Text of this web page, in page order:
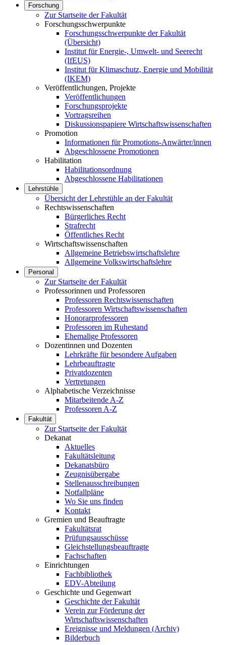
Forschung
Zur Startseite der Fakultät
Forschungsschwerpunkte
Forschungsschwerpunkte der Fakultät
(Übersicht)
Institut für Energie-, Umwelt- und Seerecht
(IfEUS)
Institut für Klimaschutz, Energie und Mobilität
(IKEM)
Veröffentlichungen, Projekte
Veröffentlichungen
Forschungsprojekte
Vortragsreihen
Diskussionspapiere Wirtschaftswissenschaften
Promotion
Informationen für Promotions-Anwärter/innen
Abgeschlossene Promotionen
Habilitation
Habilitationsordnung
Abgeschlossene Habilitationen
Lehrstühle
Übersicht der Lehrstühle an der Fakultät
Rechtswissenschaften
Bürgerliches Recht
Strafrecht
Öffentliches Recht
Wirtschaftswissenschaften
Allgemeine Betriebswirtschaftslehre
Allgemeine Volkswirtschaftslehre
Personal
Zur Startseite der Fakultät
Professorinnen und Professoren
Professoren Rechtswissenschaften
Professoren Wirtschaftswissenschaften
Honorarprofessoren
Professoren im Ruhestand
Ehemalige Professoren
Dozentinnen und Dozenten
Lehrkräfte für besondere Aufgaben
Lehrbeauftragte
Privatdozenten
Vertretungen
Alphabetische Verzeichnisse
Mitarbeitende A-Z
Professoren A-Z
Fakultät
Zur Startseite der Fakultät
Dekanat
Aktuelles
Fakultätsleitung
Dekanatsbüro
Zeugnisübergabe
Stellenausschreibungen
Notfallpläne
Wo Sie uns finden
Kontakt
Gremien und Beauftragte
Fakultätsrat
Prüfungsausschüsse
Gleichstellungsbeauftragte
Fachschaften
Einrichtungen
Fachbibliothek
EDV-Abteilung
Geschichte und Gegenwart
Geschichte der Fakultät
Verein zur Förderung der
Wirtschaftswissenschaften
Ereignisse und Meldungen (Archiv)
Bilderbuch